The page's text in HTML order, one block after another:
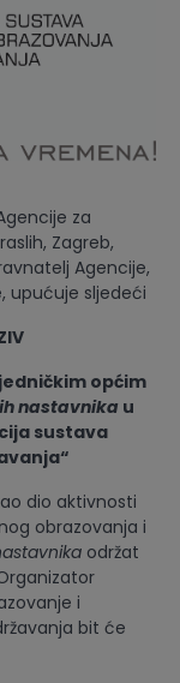
za
Zagreb,
Agencije,
upućuje sljedeći
općim
nastavnika u
sustava
dio aktivnosti
obrazovanja i
održat
i
bit će